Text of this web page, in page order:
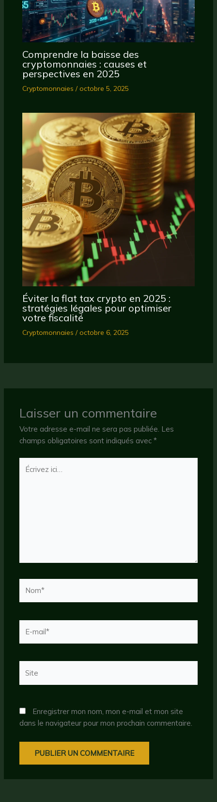
Comprendre la baisse des
cryptomonnaies : causes et
perspectives en 2025
Cryptomonnaies /octobre 5, 2025
Éviter la flat tax crypto en 2025 :
stratégies légales pour optimiser
votre fiscalité
Cryptomonnaies /octobre 6, 2025
Laisser un commentaire
Votre adresse e-mail ne sera pas publiée. Les
champs obligatoires sont indiqués avec*
Écrivez
ici…
mail*
Enregistrer mon nom, mon e-mail et mon site
dans le navigateur pour mon prochain commentaire.